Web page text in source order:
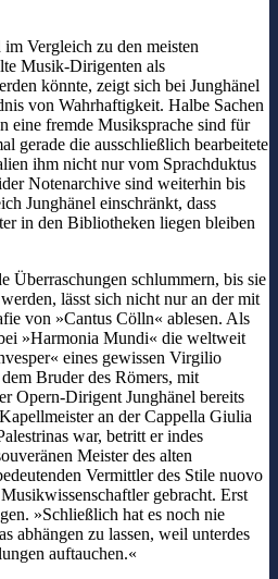
Vergleich zu den meisten
Musik-Dirigenten als
könnte, zeigt sich bei Junghänel
von Wahrhaftigkeit. Halbe Sachen
eine fremde Musiksprache sind für
gerade die ausschließlich bearbeitete
ihm nicht nur vom Sprachduktus
Notenarchive sind weiterhin bis
Junghänel einschränkt, dass
in den Bibliotheken liegen bleiben
Überraschungen schlummern, bis sie
lässt sich nicht nur an der mit
von »Cantus Cölln« ablesen. Als
»Harmonia Mundi« die weltweit
eines gewissen Virgilio
Bruder des Römers, mit
Opern-Dirigent Junghänel bereits
an der Cappella Giulia
war, betritt er indes
Meister des alten
Vermittler des Stile nuovo
gebracht. Erst
»Schließlich hat es noch nie
abhängen zu lassen, weil unterdes
auftauchen.«